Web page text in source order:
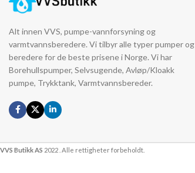
Alt innen VVS, pumpe-vannforsyning og
varmtvannsberedere. Vi tilbyr alle typer pumper og
beredere for de beste prisene i Norge. Vi har
Borehullspumper, Selvsugende, Avløp/Kloakk
pumpe, Trykktank, Varmtvannsbereder.
VVS Butikk AS 2022 . Alle rettigheter forbeholdt.